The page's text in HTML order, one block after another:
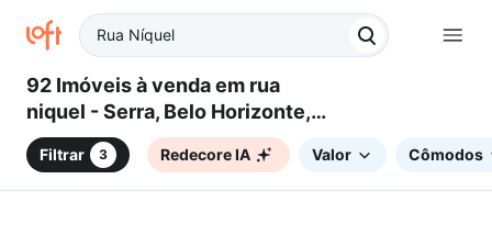
92 Imóveis à venda em rua
niquel - Serra, Belo Horizonte,
MG
Filtrar 3 Redecore IA Valor Cômodos